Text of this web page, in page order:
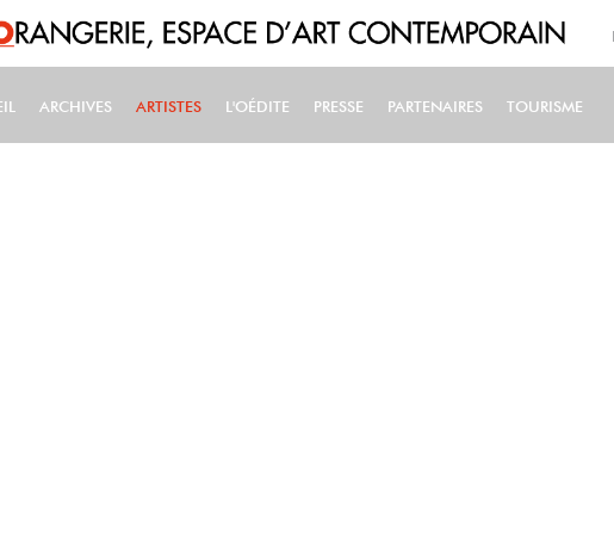
NAVIGATION
ARCHIVES ARTISTES L'OÉDITE PRESSE PARTENAIRES TOURISME